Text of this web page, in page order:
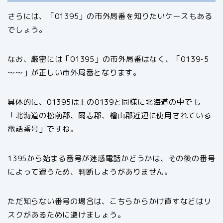
さらには、「01395」の市外局番を知りたいケースもある
でしょう。
なお、厳密には「01395」の市外局番はなく、「0139-5
～～」が正しい市外局番となります。
具体的に、01395は上の0139と同様に北海道の中でも
「北海道の松前郡、爾志郡、檜山郡近辺に使用されている
電話番号」ですね。
1395から始まる番号が迷惑電話かどうかは、その後の番号
によって違うため、判断しようがありません。
ただ知らない番号の場合は、こちらからかけ直すなどはリ
スクがあるために避けましょう。